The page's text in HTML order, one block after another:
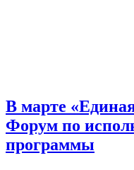
В марте
Форум по
программы